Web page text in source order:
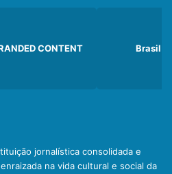
CONTENT Brasil
jornalística consolidada e
na vida cultural e social da